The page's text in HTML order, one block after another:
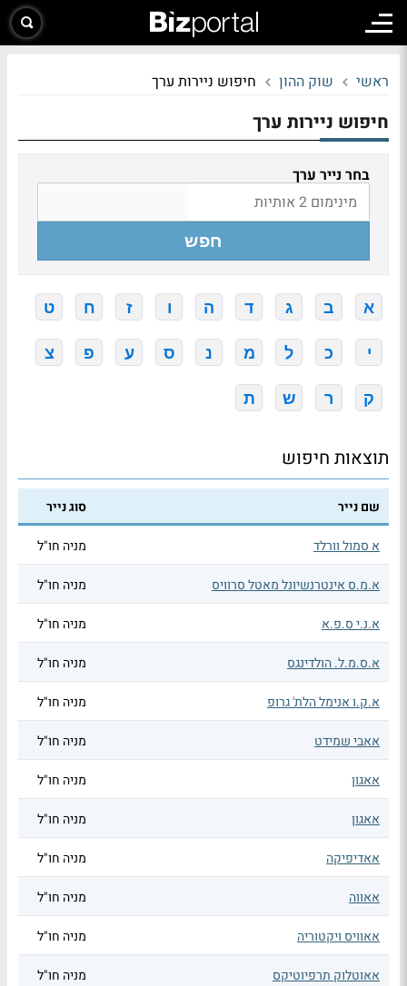
ראשי שוק ההון חיפוש ניירות ערך
חיפוש ניירות ערך
בחר נייר ערך
חפש
א ב ג ד ה ו ז ח ט
י כ ל מ נ ס ע פ צ
ק ר ש ת
תוצאות חיפוש
שם נייר סוג נייר
א סמול וורלד מניה חו"ל
א.מ.ס אינטרנשיונל מאטל סרוויס מניה חו"ל
א.נ.י ס.פ.א מניה חו"ל
א.ס.מ.ל. הולדינגס מניה חו"ל
א.ק.ו אנימל הלת' גרופ מניה חו"ל
אאבי שמידט מניה חו"ל
אאגון מניה חו"ל
אאגון מניה חו"ל
אאדיפיקה מניה חו"ל
אאווה מניה חו"ל
אאוויס ויקטוריה מניה חו"ל
אאוטלוק תרפיוטיקס מניה חו"ל